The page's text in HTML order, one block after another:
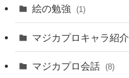
絵の勉強 (1)
マジカプロキャラ紹介
マジカプロ会話 (8)